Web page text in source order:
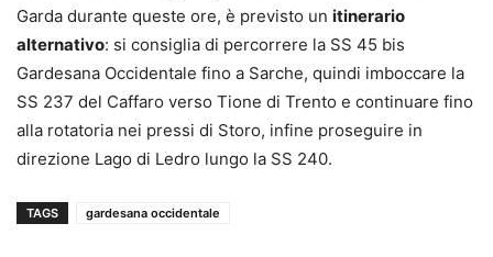
Garda durante queste ore, è previsto un itinerario
alternativo: si consiglia di percorrere la SS 45 bis
Gardesana Occidentale fino a Sarche, quindi imboccare la
SS 237 del Caffaro verso Tione di Trento e continuare fino
alla rotatoria nei pressi di Storo, infine proseguire in
direzione Lago di Ledro lungo la SS 240.
TAGS gardesana occidentale